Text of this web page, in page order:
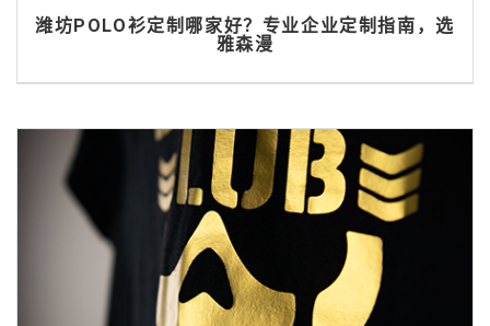
潍坊POLO衫定制哪家好？专业企业定制指南，选
雅森漫